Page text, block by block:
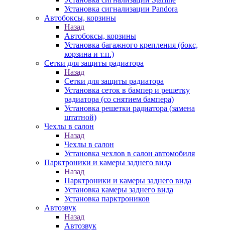
Установка сигнализации Pandora
Автобоксы, корзины
Назад
Автобоксы, корзины
Установка багажного крепления (бокс,
корзина и т.п.)
Сетки для защиты радиатора
Назад
Сетки для защиты радиатора
Установка сеток в бампер и решетку
радиатора (со снятием бампера)
Установка решетки радиатора (замена
штатной)
Чехлы в салон
Назад
Чехлы в салон
Установка чехлов в салон автомобиля
Парктроники и камеры заднего вида
Назад
Парктроники и камеры заднего вида
Установка камеры заднего вида
Установка парктроников
Автозвук
Назад
Автозвук